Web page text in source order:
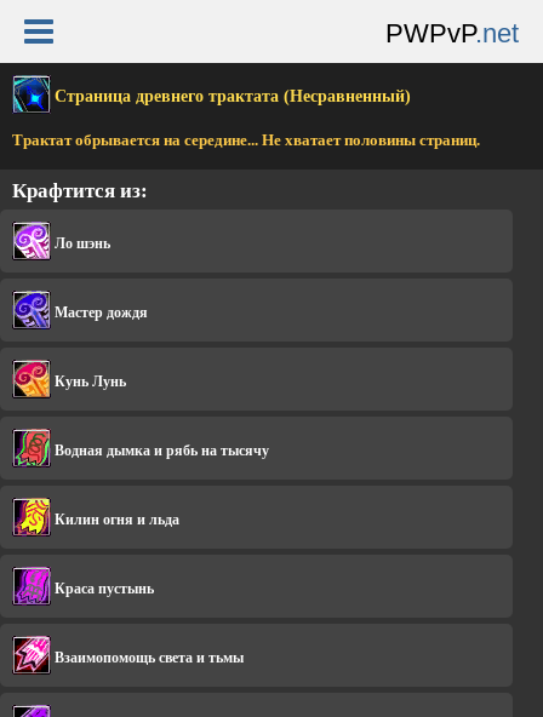
PWPvP.net
Страница древнего трактата (Несравненный)
Трактат обрывается на середине... Не хватает половины страниц.
Крафтится из:
Ло шэнь
Мастер дождя
Кунь Лунь
Водная дымка и рябь на тысячу
Килин огня и льда
Краса пустынь
Взаимопомощь света и тьмы